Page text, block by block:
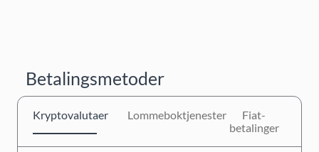
Betalingsmetoder
Kryptovalutaer Lommeboktjenester
Fiat-
betalinger